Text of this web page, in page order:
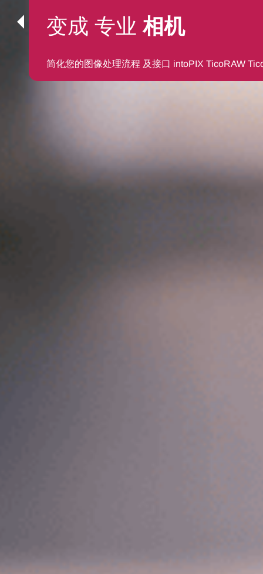
变成 专业相机
简化您的图像处理流程 及接口 intoPIX TicoRAW